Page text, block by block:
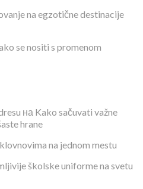
na egzotične destinacije
se nositi s promenom
на Kako sačuvati važne
hrane
na jednom mestu
školske uniforme na svetu